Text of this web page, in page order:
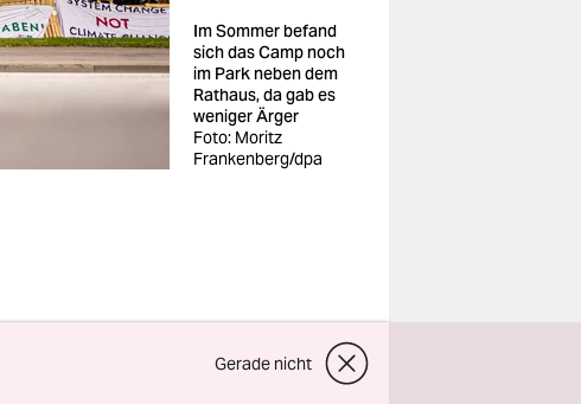
Im Sommer befand
sich das Camp noch
im Park neben dem
Rathaus, da gab es
weniger Ärger
Foto: Moritz
Frankenberg/dpa
nächsten
Gerade nicht